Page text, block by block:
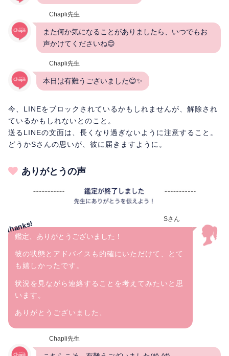
Chapli先生
また何か気になることがありましたら、いつでもお
声かけてくださいね😊
Chapli先生
本日は有難うございました😊✨
今、LINEをブロックされているかもしれませんが、解除され
ているかもしれないとのこと。
送るLINEの文面は、長くなり過ぎないように注意すること。
どうかSさんの思いが、彼に届きますように。
ありがとうの声
Sさん
鑑定、ありがとうございました！
彼の状態とアドバイスも的確にいただけて、とて
も嬉しかったです。
状況を見ながら連絡することを考えてみたいと思
います。
ありがとうございました、
Chapli先生